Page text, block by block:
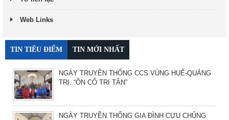
Web Links
TIN TIÊU ĐIỂM TIN MỚI NHẤT
NGÀY TRUYỀN THỐNG CCS VÙNG HUẾ-QUẢNG
TRỊ. “ÔN CỐ TRI TÂN”
NGÀY TRUYỀN THỐNG GIA ĐÌNH CỰU CHỦNG